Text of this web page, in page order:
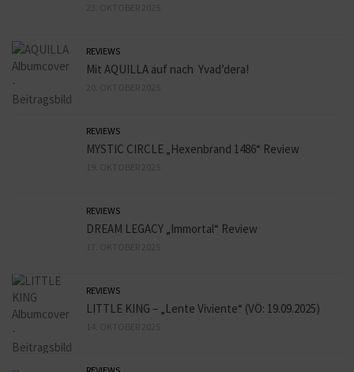
REVIEWS
Mit AQUILLA auf nach Yvad’dera!
REVIEWS
MYSTIC CIRCLE „Hexenbrand 1486“ Review
REVIEWS
DREAM LEGACY „Immortal“ Review
REVIEWS
LITTLE KING – „Lente Viviente“ (VÖ: 19.09.2025)